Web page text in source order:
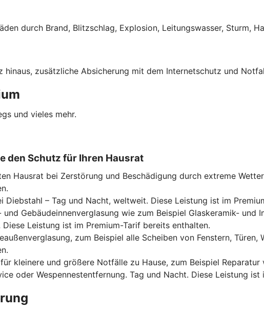
durch Brand, Blitzschlag, Explosion, Leitungswasser, Sturm,
zusätzliche Absicherung mit dem Internetschutz und
und vieles mehr.
den Schutz für Ihren Hausrat
Hausrat bei Zerstörung und Beschädigung durch extreme
Diebstahl – Tag und Nacht, weltweit. Diese Leistung ist im
Gebäudeinnenverglasung wie zum Beispiel Glaskeramik-
Leistung ist im Premium-Tarif bereits enthalten.
zum Beispiel alle Scheiben von Fenstern,
kleinere und größere Notfälle zu Hause, zum Beispiel
oder Wespennestentfernung. Tag und Nacht. Diese Leistung